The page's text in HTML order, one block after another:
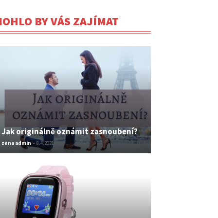
BY VÁS ZAJÍMAT
Jak originálně oznámit zasnoubení?
zena admin - 8.4.2021